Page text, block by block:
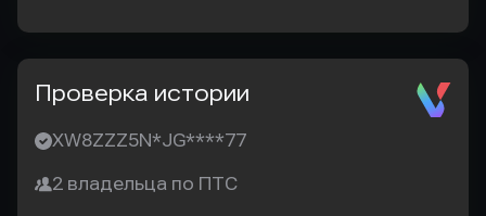
Проверка истории
XW8ZZZ5N*JG****77
2 владельца по ПТС